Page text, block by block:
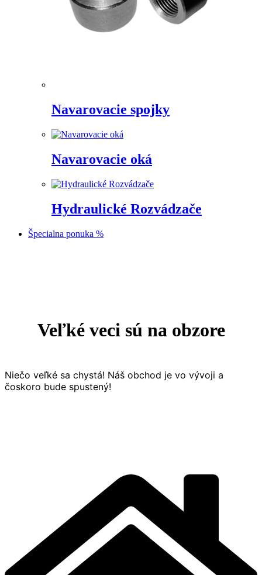
Navarovacie spojky
Navarovacie oká
Hydraulické Rozvádzače
Špecialna ponuka %
Veľké veci sú na obzore
Niečo veľké sa chystá! Náš obchod je vo vývoji a
čoskoro bude spustený!